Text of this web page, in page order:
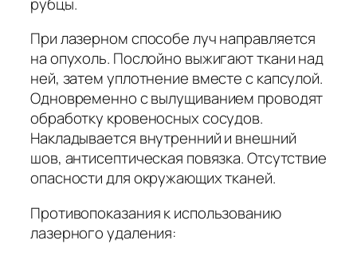
При лазерном способе луч направляется
на опухоль. Послойно выжигают ткани над
ней, затем уплотнение вместе с капсулой.
Одновременно с вылущиванием проводят
обработку кровеносных сосудов.
Накладывается внутренний и внешний
шов, антисептическая повязка. Отсутствие
опасности для окружающих тканей.
Противопоказания к использованию
лазерного удаления: